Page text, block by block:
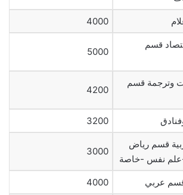
4000
قسم
5000
وترجمة قسم
4200
3200
قسم رياض
علم نفس -خاصة
3000
عربي 4000